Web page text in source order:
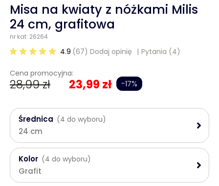
Misa na kwiaty z nóżkami Milis
24 cm, grafitowa
nr kat: 26264
4.9 (67) Dodaj opinię Pytania (4)
Cena promocyjna:
28,99 zł 23,99 zł -17%
Średnica (4 do wyboru)
24 cm
Kolor (4 do wyboru)
Grafit